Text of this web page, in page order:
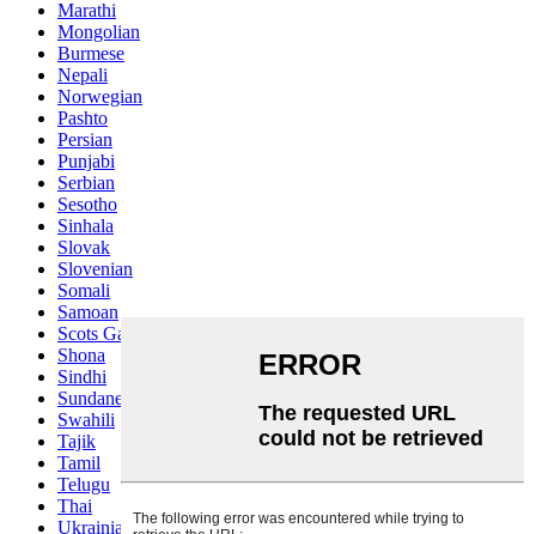
Marathi
Mongolian
Burmese
Nepali
Norwegian
Pashto
Persian
Punjabi
Serbian
Sesotho
Sinhala
Slovak
Slovenian
Somali
Samoan
Scots Gaelic
Shona
Sindhi
Sundanese
Swahili
Tajik
Tamil
Telugu
Thai
Ukrainian